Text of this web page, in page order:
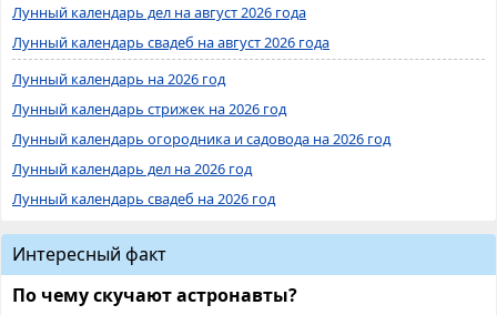
Лунный календарь дел на август 2026 года
Лунный календарь свадеб на август 2026 года
Лунный календарь на 2026 год
Лунный календарь стрижек на 2026 год
Лунный календарь огородника и садовода на 2026 год
Лунный календарь дел на 2026 год
Лунный календарь свадеб на 2026 год
Интересный факт
По чему скучают астронавты?